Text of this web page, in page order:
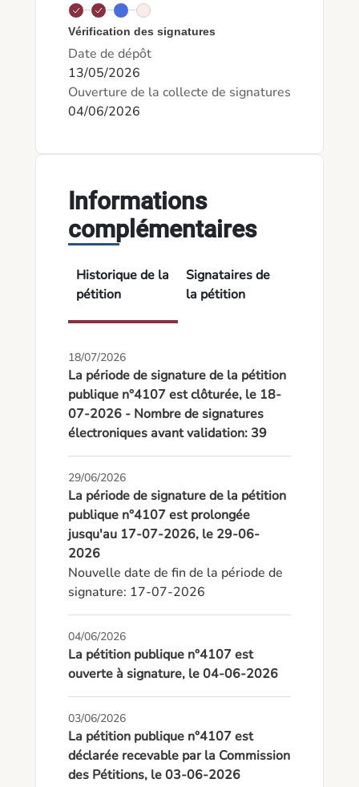
Vérification des signatures
Date de dépôt
13/05/2026
Ouverture de la collecte de signatures
04/06/2026
Informations
complémentaires
Historique de la
pétition
Signataires de
la pétition
18/07/2026
La période de signature de la pétition
publique n°4107 est clôturée, le 18-
07-2026 - Nombre de signatures
électroniques avant validation: 39
29/06/2026
La période de signature de la pétition
publique n°4107 est prolongée
jusqu'au 17-07-2026, le 29-06-
2026
Nouvelle date de fin de la période de
signature: 17-07-2026
04/06/2026
La pétition publique n°4107 est
ouverte à signature, le 04-06-2026
03/06/2026
La pétition publique n°4107 est
déclarée recevable par la Commission
des Pétitions, le 03-06-2026